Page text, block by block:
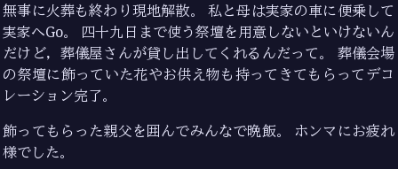
無事に火葬も終わり現地解散。 私と母は実家の車に便乗して
実家へGo。 四十九日まで使う祭壇を用意しないといけないん
だけど，葬儀屋さんが貸し出してくれるんだって。 葬儀会場
の祭壇に飾っていた花やお供え物も持ってきてもらってデコ
レーション完了。
飾ってもらった親父を囲んでみんなで晩飯。 ホンマにお疲れ
様でした。